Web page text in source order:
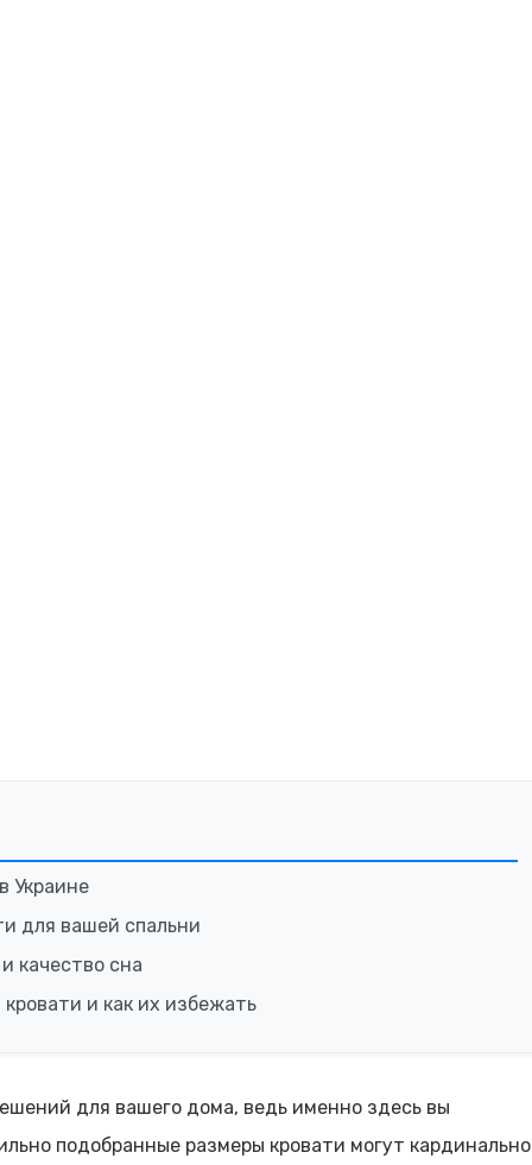
Украине
для вашей спальни
качество сна
и как их избежать
для вашего дома, ведь именно здесь вы
подобранные размеры кровати могут кардинально